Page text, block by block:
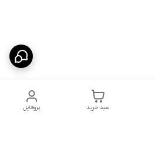
پروفایل سبد خرید